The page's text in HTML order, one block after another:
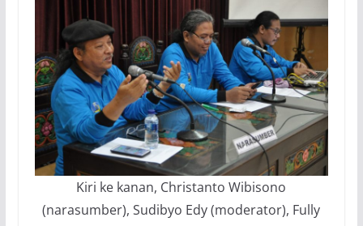
Kiri ke kanan, Christanto Wibisono
(narasumber), Sudibyo Edy (moderator), Fully